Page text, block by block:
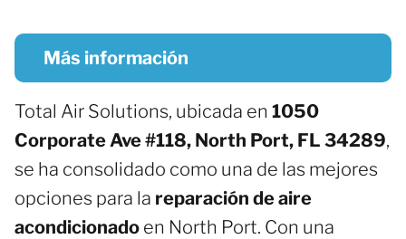
Más información
Total Air Solutions, ubicada en 1050
Corporate Ave #118, North Port, FL 34289,
se ha consolidado como una de las mejores
opciones para la reparación de aire
acondicionado en North Port. Con una